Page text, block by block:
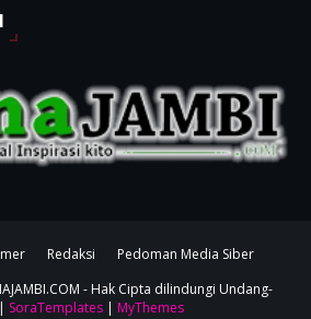
Redaksi
Pedoman Media Siber
- Hak Cipta dilindungi Undang-
SoraTemplates | MyThemes